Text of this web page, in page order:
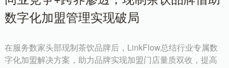
数字化加盟管理实现破局
在服务数家头部现制茶饮品牌后，LinkFlow总结行业专属数
字化加盟解决方案，助力品牌实现加盟门店量质双收，提高